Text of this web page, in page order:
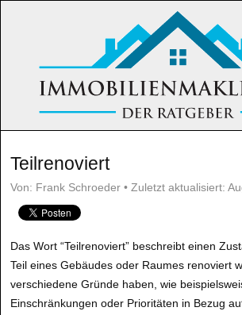
Teilrenoviert
Von: Frank Schroeder • Zuletzt aktualisiert:
Das Wort “Teilrenoviert” beschreibt einen
Teil eines Gebäudes oder Raumes renoviert
verschiedene Gründe haben, wie
Einschränkungen oder Prioritäten in Bezug